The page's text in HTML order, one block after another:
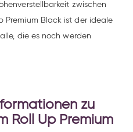
zwischen
Premium Black ist der ideale
die es noch werden
zu
Roll Up Premium